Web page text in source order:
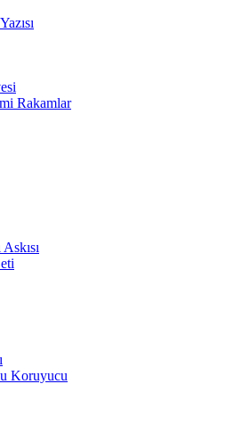
Rakamlar
Koruyucu